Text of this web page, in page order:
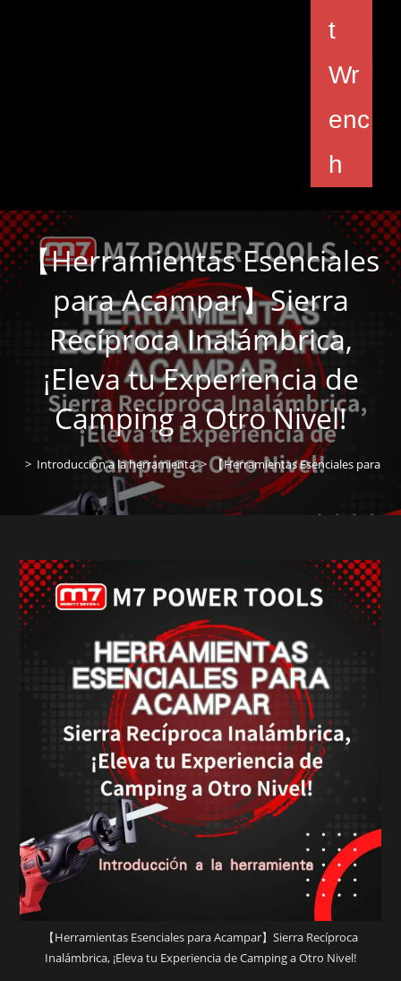
t
Wr
enc
h
【Herramientas Esenciales
para Acampar】Sierra
Recíproca Inalámbrica,
¡Eleva tu Experiencia de
Camping a Otro Nivel!
> Introducción a la herramienta > 【Herramientas Esenciales para
【Herramientas Esenciales para Acampar】Sierra Recíproca
Inalámbrica, ¡Eleva tu Experiencia de Camping a Otro Nivel!